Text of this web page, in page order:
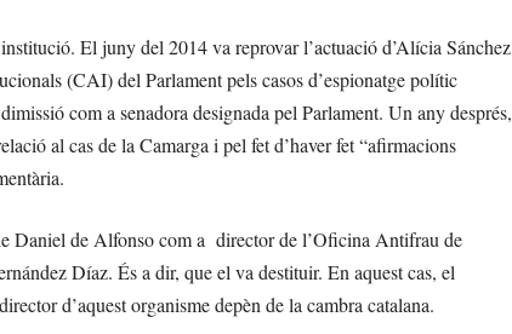
El juny del 2014 va reprovar l’actuació d’Alícia Sánchez
(CAI) del Parlament pels casos d’espionatge polític
com a senadora designada pel Parlament. Un any després,
al cas de la Camarga i pel fet d’haver fet “afirmacions
Daniel de Alfonso com a director de l’Oficina Antifrau de
Díaz. És a dir, que el va destituir. En aquest cas, el
d’aquest organisme depèn de la cambra catalana.